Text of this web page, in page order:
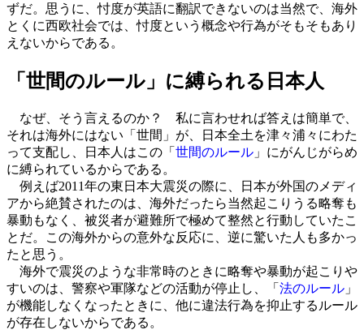
ずだ。思うに、忖度が英語に翻訳できないのは当然で、海外
とくに西欧社会では、忖度という概念や行為がそもそもあり
えないからである。
「世間のルール」に縛られる日本人
なぜ、そう言えるのか？ 私に言わせれば答えは簡単で、
それは海外にはない「世間」が、日本全土を津々浦々にわた
って支配し、日本人はこの「 世間のルール 」にがんじがらめ
に縛られているからである。
例えば2011年の東日本大震災の際に、日本が外国のメディ
アから絶賛されたのは、海外だったら当然起こりうる略奪も
暴動もなく、被災者が避難所で極めて整然と行動していたこ
とだ。この海外からの意外な反応に、逆に驚いた人も多かっ
たと思う。
海外で震災のような非常時のときに略奪や暴動が起こりや
すいのは、警察や軍隊などの活動が停止し、「 法のルール 」
が機能しなくなったときに、他に違法行為を抑止するルール
が存在しないからである。